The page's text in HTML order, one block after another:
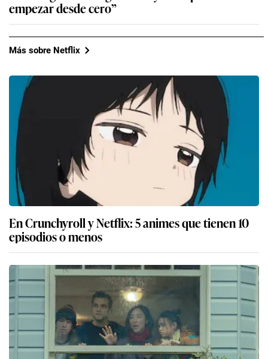
empezar desde cero”
Más sobre Netflix
En Crunchyroll y Netflix: 5 animes que tienen 10
episodios o menos